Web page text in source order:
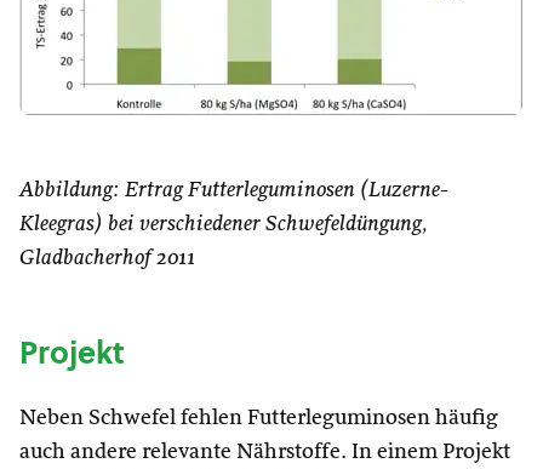
Abbildung: Ertrag Futterleguminosen (Luzerne-
Kleegras) bei verschiedener Schwefeldüngung,
Gladbacherhof 2011
Projekt
Neben Schwefel fehlen Futterleguminosen häufig
auch andere relevante Nährstoffe. In einem Projekt